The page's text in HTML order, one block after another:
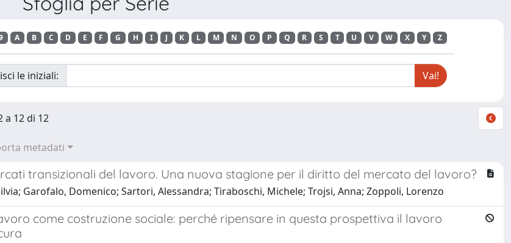
A B C D E F G H I J K L M N O P Q R S T U V W X Y Z
le iniziali:
12 di 12
metadati
transizionali del lavoro. Una nuova stagione per il diritto del mercato del lavoro?
Garofalo, Domenico; Sartori, Alessandra; Tiraboschi, Michele; Trojsi, Anna; Zoppoli, Lorenzo
come costruzione sociale: perché ripensare in questa prospettiva il lavoro